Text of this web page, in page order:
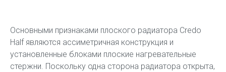
Основными признаками плоского радиатора Credo
Half являются ассиметричная конструкция и
установленные блоками плоские нагревательные
стержни. Поскольку одна сторона радиатора открыта,